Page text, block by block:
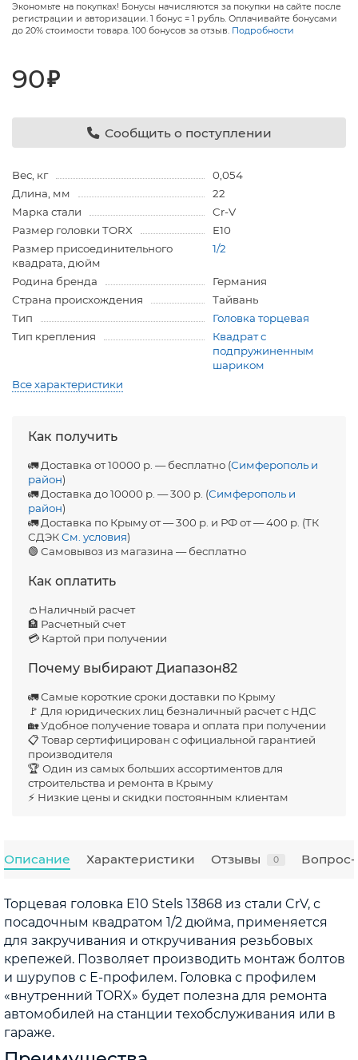
Экономьте на покупках! Бонусы начисляются за покупки на сайте после
регистрации и авторизации. 1 бонус = 1 рубль. Оплачивайте бонусами
до 20% стоимости товара. 100 бонусов за отзыв. Подробности
90₽
Сообщить о поступлении
Вес, кг
0,054
Длина, мм
22
Марка стали
Cr-V
Размер головки TORX
Е10
Размер присоединительного
квадрата, дюйм
1/2
Родина бренда
Германия
Страна происхождения
Тайвань
Тип
Головка торцевая
Тип крепления
Квадрат с
подпружиненным
шариком
Все характеристики
Как получить
🚛 Доставка от 10000 р. — бесплатно (Симферополь и
район)
🚛 Доставка до 10000 р. — 300 р. (Симферополь и
район)
🚛 Доставка по Крыму от — 300 р. и РФ от — 400 р. (ТК
СДЭКСм. условия)
🟢 Самовывоз из магазина — бесплатно
Как оплатить
👛Наличный расчет
🏦 Расчетный счет
💳 Картой при получении
Почему выбирают Диапазон82
🚛 Самые короткие сроки доставки по Крыму
🚩 Для юридических лиц безналичный расчет с НДС
🏡 Удобное получение товара и оплата при получении
📋 Товар сертифицирован с официальной гарантией
производителя
🏆 Один из самых больших ассортиментов для
строительства и ремонта в Крыму
⚡ Низкие цены и скидки постоянным клиентам
Описание Характеристики Отзывы 0 Вопрос-
Торцевая головка Е10 Stels 13868 из стали CrV, с
посадочным квадратом 1/2 дюйма, применяется
для закручивания и откручивания резьбовых
крепежей. Позволяет производить монтаж болтов
и шурупов с Е-профилем. Головка с профилем
«внутренний TORX» будет полезна для ремонта
автомобилей на станции техобслуживания или в
гараже.